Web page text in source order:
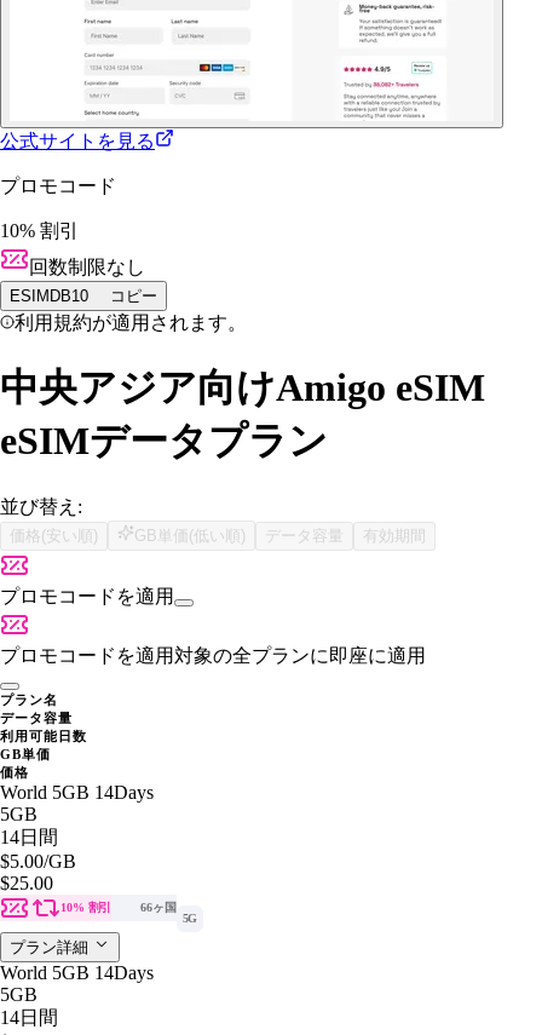
公式サイトを見る
プロモコード
10% 割引
回数制限なし
ESIMDB10 コピー
利用規約が適用されます。
中央アジア向けAmigo eSIM
eSIMデータプラン
並び替え:
価格(安い順) GB単価(低い順) データ容量 有効期間
プロモコードを適用
プロモコードを適用対象の全プランに即座に適用
プラン名
データ容量
利用可能日数
GB単価
価格
World 5GB 14Days
5GB
14日間
$5.00/GB
$25.00
10% 割引
66ヶ国
5G
プラン詳細
World 5GB 14Days
5GB
14日間